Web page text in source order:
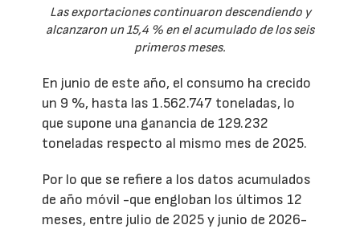
Las exportaciones continuaron descendiendo y
alcanzaron un 15,4 % en el acumulado de los seis
primeros meses.
En junio de este año, el consumo ha crecido
un 9 %, hasta las 1.562.747 toneladas, lo
que supone una ganancia de 129.232
toneladas respecto al mismo mes de 2025.
Por lo que se refiere a los datos acumulados
de año móvil -que engloban los últimos 12
meses, entre julio de 2025 y junio de 2026-